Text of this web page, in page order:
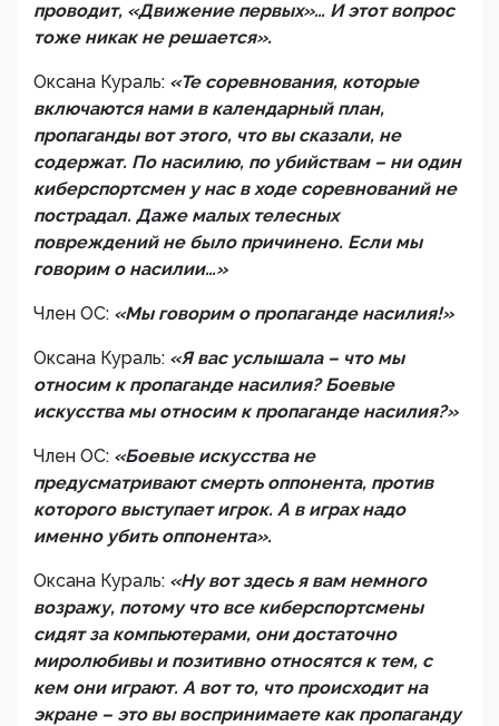
проводит, «Движение первых»… И этот вопрос
тоже никак не решается».
Оксана Кураль: «Те соревнования, которые
включаются нами в календарный план,
пропаганды вот этого, что вы сказали, не
содержат. По насилию, по убийствам – ни один
киберспортсмен у нас в ходе соревнований не
пострадал. Даже малых телесных
повреждений не было причинено. Если мы
говорим о насилии…»
Член ОС: «Мы говорим о пропаганде насилия!»
Оксана Кураль: «Я вас услышала – что мы
относим к пропаганде насилия? Боевые
искусства мы относим к пропаганде насилия?»
Член ОС: «Боевые искусства не
предусматривают смерть оппонента, против
которого выступает игрок. А в играх надо
именно убить оппонента».
Оксана Кураль: «Ну вот здесь я вам немного
возражу, потому что все киберспортсмены
сидят за компьютерами, они достаточно
миролюбивы и позитивно относятся к тем, с
кем они играют. А вот то, что происходит на
экране – это вы воспринимаете как пропаганду